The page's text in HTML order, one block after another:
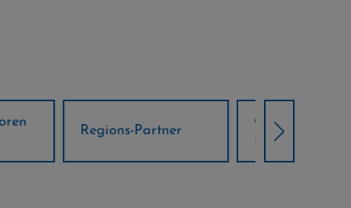
Örtliche Weltcup-
Klima